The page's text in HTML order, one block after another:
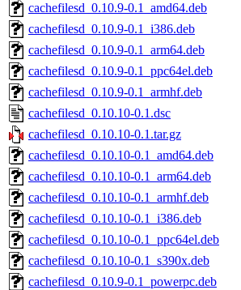
cachefilesd_0.10.9-0.1_amd64.deb
cachefilesd_0.10.9-0.1_i386.deb
cachefilesd_0.10.9-0.1_arm64.deb
cachefilesd_0.10.9-0.1_ppc64el.deb
cachefilesd_0.10.9-0.1_armhf.deb
cachefilesd_0.10.10-0.1.dsc
cachefilesd_0.10.10-0.1.tar.gz
cachefilesd_0.10.10-0.1_amd64.deb
cachefilesd_0.10.10-0.1_arm64.deb
cachefilesd_0.10.10-0.1_armhf.deb
cachefilesd_0.10.10-0.1_i386.deb
cachefilesd_0.10.10-0.1_ppc64el.deb
cachefilesd_0.10.10-0.1_s390x.deb
cachefilesd_0.10.9-0.1_powerpc.deb